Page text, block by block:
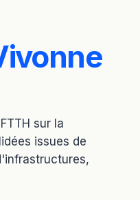
sur la
issues de